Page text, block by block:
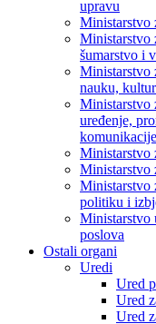
upravu
Ministarstvo
Ministarstvo
šumarstvo i
Ministarstvo
nauku,
Ministarstvo
uređenje,
Ministarstvo
Ministarstvo
Ministarstvo
politiku i
Ministarstvo
poslova
Ostali organi
Uredi
Ured
Ured
Ured